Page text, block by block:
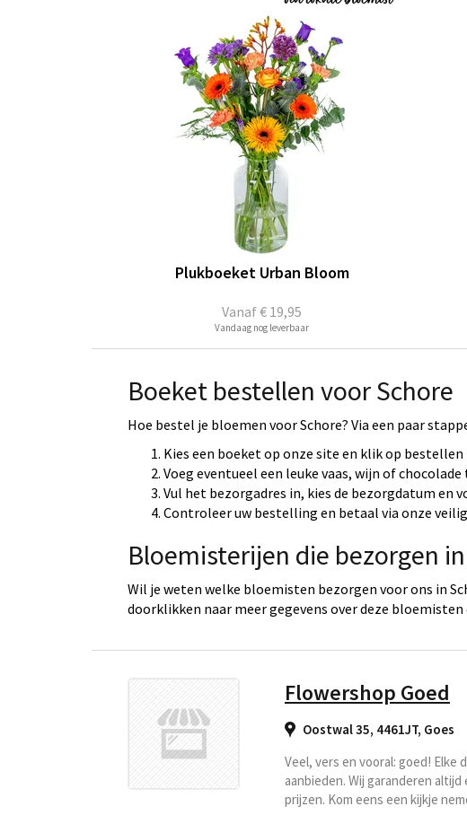
Vanaf€ 19,95
Plukboeket Urban Bloom
Vandaag nog leverbaar
Boeket bestellen voor Schore
Hoe bestel je bloemen voor Schore? Via een paar
Kies een boeket op onze site en klik op bestellen
Voeg eventueel een leuke vaas, wijn of chocolade
Vul het bezorgadres in, kies de bezorgdatum
Controleer uw bestelling en betaal via onze
Bloemisterijen die bezorgen
Wil je weten welke bloemisten bezorgen voor ons in
doorklikken naar meer gegevens over deze
Flowershop Goed
Oostwal 35, 4461JT, Goes
Veel, vers en vooral: goed!
aanbieden. Wij garanderen
prijzen. Kom eens een kijkje